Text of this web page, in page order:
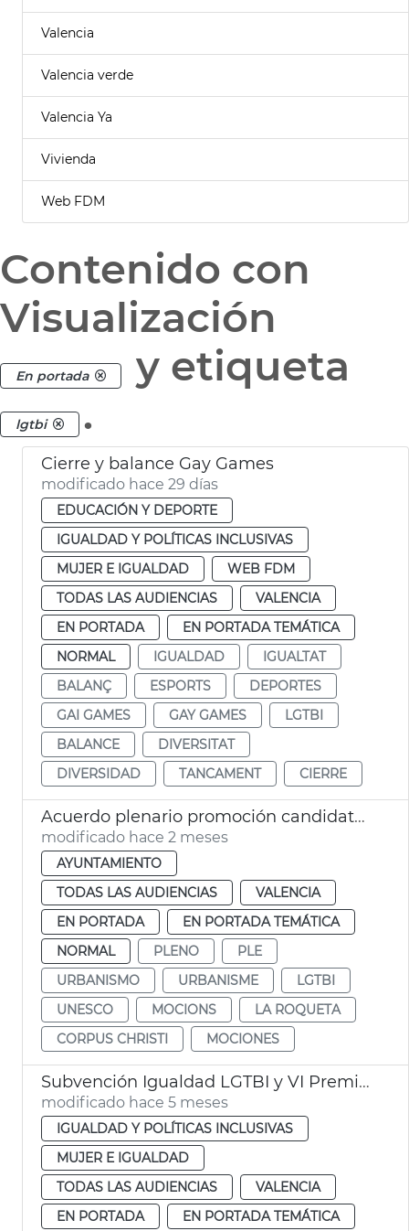
Valencia
Valencia verde
Valencia Ya
Vivienda
Web FDM
Contenido con
Visualización
En portada y etiqueta
lgtbi .
Cierre y balance Gay Games
modificado hace 29 días
EDUCACIÓN Y DEPORTE
IGUALDAD Y POLÍTICAS INCLUSIVAS
MUJER E IGUALDAD
WEB FDM
TODAS LAS AUDIENCIAS
VALENCIA
EN PORTADA
EN PORTADA TEMÁTICA
NORMAL
IGUALDAD
IGUALTAT
BALANÇ
ESPORTS
DEPORTES
GAI GAMES
GAY GAMES
LGTBI
BALANCE
DIVERSITAT
DIVERSIDAD
TANCAMENT CIERRE
Acuerdo plenario promoción candidatura Corpus Patrimonio Cultural Unesco
modificado hace 2 meses
AYUNTAMIENTO
TODAS LAS AUDIENCIAS
VALENCIA
EN PORTADA
EN PORTADA TEMÁTICA
NORMAL
PLENO
PLE
URBANISMO
URBANISME
LGTBI
UNESCO
MOCIONS
LA ROQUETA
CORPUS CHRISTI
MOCIONES
Subvención Igualdad LGTBI y VI Premios Igualdad València
modificado hace 5 meses
IGUALDAD Y POLÍTICAS INCLUSIVAS
MUJER E IGUALDAD
TODAS LAS AUDIENCIAS
VALENCIA
EN PORTADA
EN PORTADA TEMÁTICA